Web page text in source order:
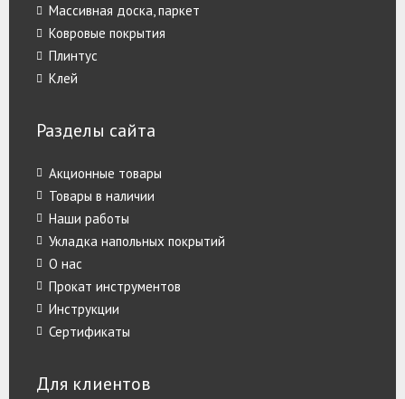
Массивная доска, паркет
Ковровые покрытия
Плинтус
Клей
Разделы сайта
Акционные товары
Товары в наличии
Наши работы
Укладка напольных покрытий
О нас
Прокат инструментов
Инструкции
Сертификаты
Для клиентов